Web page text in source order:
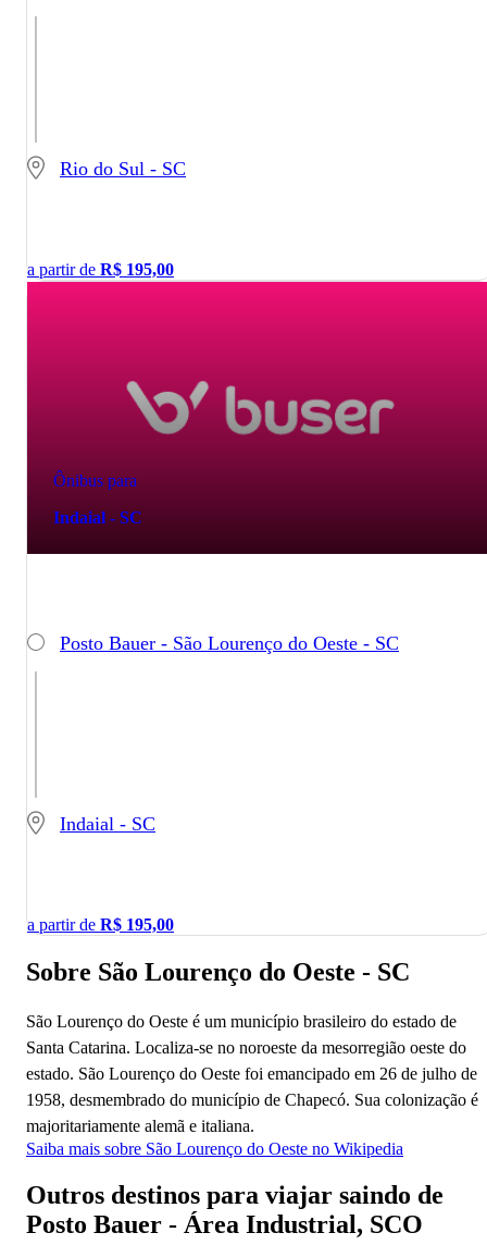
Rio do Sul - SC
a partir de R$ 195,00
Ônibus para
Indaial - SC
Posto Bauer - São Lourenço do Oeste - SC
Indaial - SC
a partir de R$ 195,00
Sobre São Lourenço do Oeste - SC
São Lourenço do Oeste é um município brasileiro do estado de
Santa Catarina. Localiza-se no noroeste da mesorregião oeste do
estado. São Lourenço do Oeste foi emancipado em 26 de julho de
1958, desmembrado do município de Chapecó. Sua colonização é
majoritariamente alemã e italiana.
Saiba mais sobre São Lourenço do Oeste no Wikipedia
Outros destinos para viajar saindo de
Posto Bauer - Área Industrial, SCO